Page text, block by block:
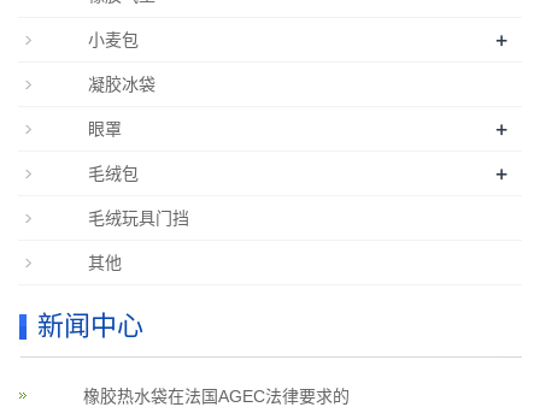
小麦包 +
凝胶冰袋
眼罩 +
毛绒包 +
毛绒玩具门挡
其他
新闻中心
橡胶热水袋在法国AGEC法律要求的